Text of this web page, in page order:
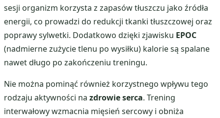
sesji organizm korzysta z zapasów tłuszczu jako źródła
energii, co prowadzi do redukcji tkanki tłuszczowej oraz
poprawy sylwetki. Dodatkowo dzięki zjawisku EPOC
(nadmierne zużycie tlenu po wysiłku) kalorie są spalane
nawet długo po zakończeniu treningu.
Nie można pominąć również korzystnego wpływu tego
rodzaju aktywności na zdrowie serca. Trening
interwałowy wzmacnia mięsień sercowy i obniża